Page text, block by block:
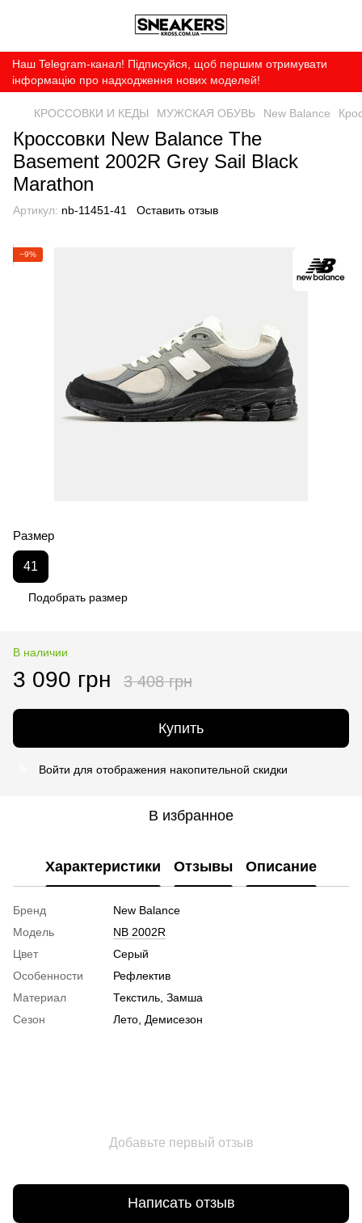
Наш Telegram-канал! Підписуйся, щоб першим отримувати
інформацію про надходження нових моделей!
КРОССОВКИ И КЕДЫ МУЖСКАЯ ОБУВЬ New Balance
Кроссовки New Balance The
Basement 2002R Grey Sail Black
Marathon
Артикул: nb-11451-41 Оставить отзыв
−9%
Размер
41
Подобрать размер
В наличии
3 090 грн 3 408 грн
Купить
Войти для отображения накопительной скидки
В избранное
Характеристики Отзывы Описание
Бренд
New Balance
Модель
NB 2002R
Цвет
Серый
Особенности
Рефлектив
Материал
Текстиль, Замша
Сезон
Лето, Демисезон
Добавьте первый отзыв
Написать отзыв